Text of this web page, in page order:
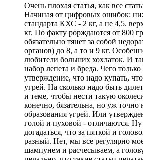
Очень плохая статья, как все
Начиная от цифровых ошибок:
стандарта КХС - 2 кг, а не 4,5.
кг. По факту рорждаются от 800
обязательно тянет за собой
органов) до 8, а то и 9 кг.
любители больших хохлаток. И
набор лепета и бреда. Чего только
утверждение, что надо купать,
угрей. На сколько надо быть
и теме, чтобы нести такую
конечно, бязательна, но уж точно
образования угрей. Или
голой и пуховой - отличаются.
догадаться, что за пяткой и
разный. Нет, мы все регулярно
шампунем и расчесываем, а